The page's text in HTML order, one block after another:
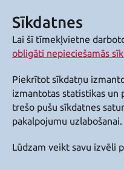
Sīkdatnes
Lai šī tīmekļvietne
obligāti nepieciešamās
Piekrītot sīkdatņu
izmantotas statistikas un
trešo pušu sīkdatnes
pakalpojumu uzlabošanai.
Lūdzam veikt savu izvēli